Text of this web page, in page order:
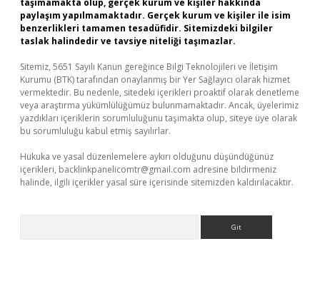
taşımamakta olup, gerçek kurum ve kişiler hakkında
paylaşım yapılmamaktadır. Gerçek kurum ve kişiler ile isim
benzerlikleri tamamen tesadüfidir. Sitemizdeki bilgiler
taslak halindedir ve tavsiye niteliği taşımazlar.
Sitemiz, 5651 Sayılı Kanun gereğince Bilgi Teknolojileri ve İletişim
Kurumu (BTK) tarafından onaylanmış bir Yer Sağlayıcı olarak hizmet
vermektedir. Bu nedenle, sitedeki içerikleri proaktif olarak denetleme
veya araştırma yükümlülüğümüz bulunmamaktadır. Ancak, üyelerimiz
yazdıkları içeriklerin sorumluluğunu taşımakta olup, siteye üye olarak
bu sorumluluğu kabul etmiş sayılırlar.
Hukuka ve yasal düzenlemelere aykırı olduğunu düşündüğünüz
içerikleri, backlinkpanelicomtr@gmail.com adresine bildirmeniz
halinde, ilgili içerikler yasal süre içerisinde sitemizden kaldırılacaktır.